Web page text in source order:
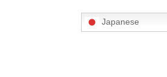
Japanese